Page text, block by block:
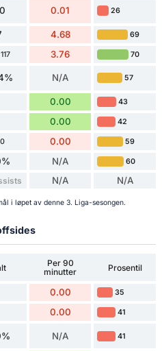
0.01 26
4.68 69
3.76 70
N/A 57
0.00 43
0.00 42
0.00 59
N/A 60
N/A N/A
i løpet av denne 3. Liga-sesongen.
Per 90
minutter
Prosentil
0.00 35
0.00 41
N/A 41